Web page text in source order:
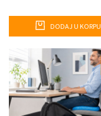
DODAJ U KORPU